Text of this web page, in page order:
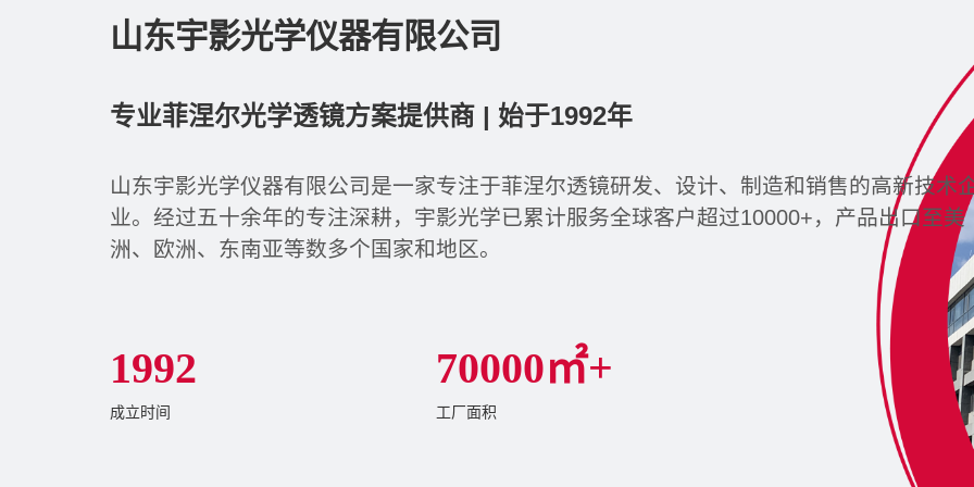
山东宇影光学仪器有限公司
专业菲涅尔光学透镜方案提供商 | 始于1992年
山东宇影光学仪器有限公司是一家专注于菲涅尔透镜研发、设计、制造和销售的高新技术
业。经过五十余年的专注深耕，宇影光学已累计服务全球客户超过10000+，产品出口至美
洲、欧洲、东南亚等数多个国家和地区。
1992
成立时间
70000㎡+
工厂面积